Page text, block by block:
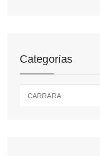
Categorías
CARRARA